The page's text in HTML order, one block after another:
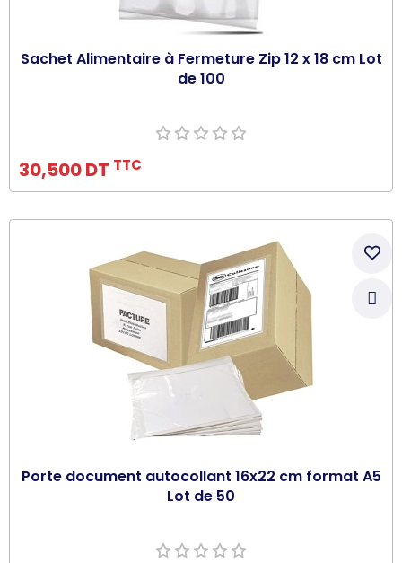
Sachet Alimentaire à Fermeture Zip 12 x 18 cm Lot
de 100
30,500 DT TTC
Ajouter au panier
Porte document autocollant 16x22 cm format A5
Lot de 50
Ajouter au panier